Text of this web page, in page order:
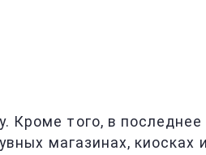
Кроме того, в
магазинах, киосках